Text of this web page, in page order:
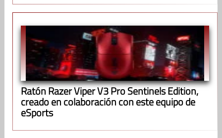
Ratón Razer Viper V3 Pro Sentinels Edition,
creado en colaboración con este equipo de
eSports